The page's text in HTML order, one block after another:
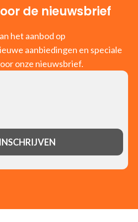
de nieuwsbrief
het aanbod op
aanbiedingen en speciale
onze nieuwsbrief.